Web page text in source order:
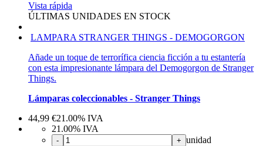
Vista rápida
ÚLTIMAS UNIDADES EN STOCK
LAMPARA STRANGER THINGS - DEMOGORGON
Añade un toque de terrorífica ciencia ficción a tu estantería
con esta impresionante lámpara del Demogorgon de Stranger
Things.
Lámparas coleccionables - Stranger Things
44,99 €21.00% IVA
21.00% IVA
- + unidad